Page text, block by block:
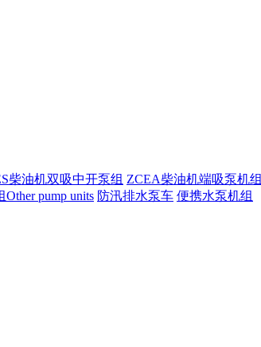
柴油机双吸中开泵组 ZCEA柴油机端吸泵机组
pump units 防汛排水泵车 便携水泵机组